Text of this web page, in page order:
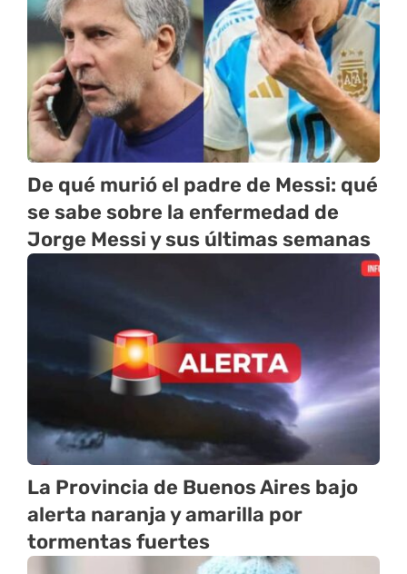
De qué murió el padre de Messi: qué
se sabe sobre la enfermedad de
Jorge Messi y sus últimas semanas
La Provincia de Buenos Aires bajo
alerta naranja y amarilla por
tormentas fuertes